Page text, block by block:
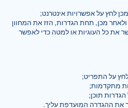
ולאחר מכן, תחת הגדרות, הזז את המחוון
את כל העוגיות או למטה כדי לאפשר